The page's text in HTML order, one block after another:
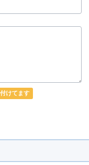
けてます